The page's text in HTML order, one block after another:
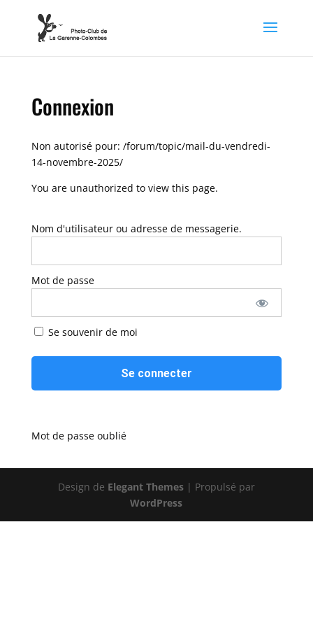
Connexion
Non autorisé pour: /forum/topic/mail-du-vendredi-
14-novembre-2025/
You are unauthorized to view this page.
Nom d'utilisateur ou adresse de messagerie.
Mot de passe
Se souvenir de moi
Mot de passe oublié
Design de Elegant Themes| Propulsé par
WordPress